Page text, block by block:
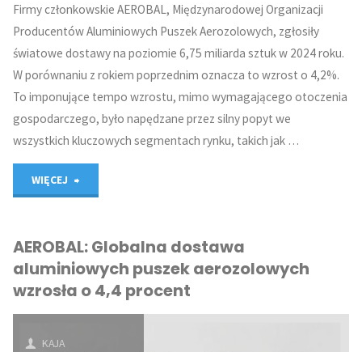
Firmy członkowskie AEROBAL, Międzynarodowej Organizacji
Producentów Aluminiowych Puszek Aerozolowych, zgłosiły
światowe dostawy na poziomie 6,75 miliarda sztuk w 2024 roku.
W porównaniu z rokiem poprzednim oznacza to wzrost o 4,2%.
To imponujące tempo wzrostu, mimo wymagającego otoczenia
gospodarczego, było napędzane przez silny popyt we
wszystkich kluczowych segmentach rynku, takich jak …
WIĘCEJ
produkcja
aluminiowych
puszek
AEROBAL: Globalna dostawa
aluminiowych puszek aerozolowych
wzrosła o 4,4 procent
KAJA